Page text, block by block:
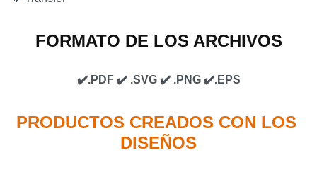
FORMATO DE LOS ARCHIVOS
✔️.PDF ✔️ .SVG ✔️ .PNG ✔️.EPS
PRODUCTOS CREADOS CON LOS
DISEÑOS